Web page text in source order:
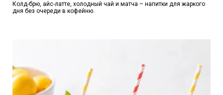
Колд-брю, айс-латте, холодный чай и матча – напитки для жаркого
дня без очереди в кофейню.